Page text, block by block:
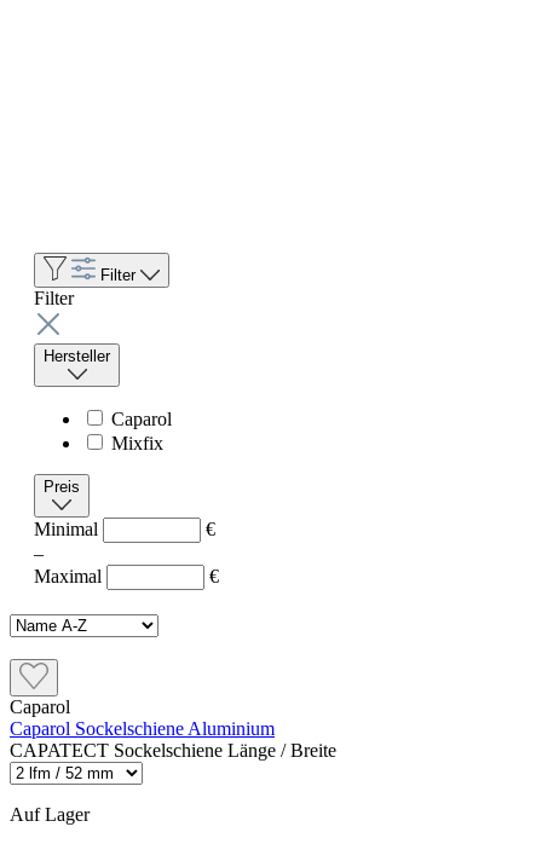
Filter
Filter
Hersteller
Caparol
Mixfix
Preis
Minimal
€
–
Maximal
€
Caparol
Caparol Sockelschiene Aluminium
CAPATECT Sockelschiene Länge / Breite
Auf Lager